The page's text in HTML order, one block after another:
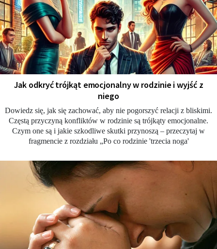
Jak odkryć trójkąt emocjonalny w rodzinie i wyjść z
niego
Dowiedz się, jak się zachować, aby nie pogorszyć relacji z bliskimi.
Częstą przyczyną konfliktów w rodzinie są trójkąty emocjonalne.
Czym one są i jakie szkodliwe skutki przynoszą – przeczytaj w
fragmencie z rozdziału „Po co rodzinie 'trzecia noga'